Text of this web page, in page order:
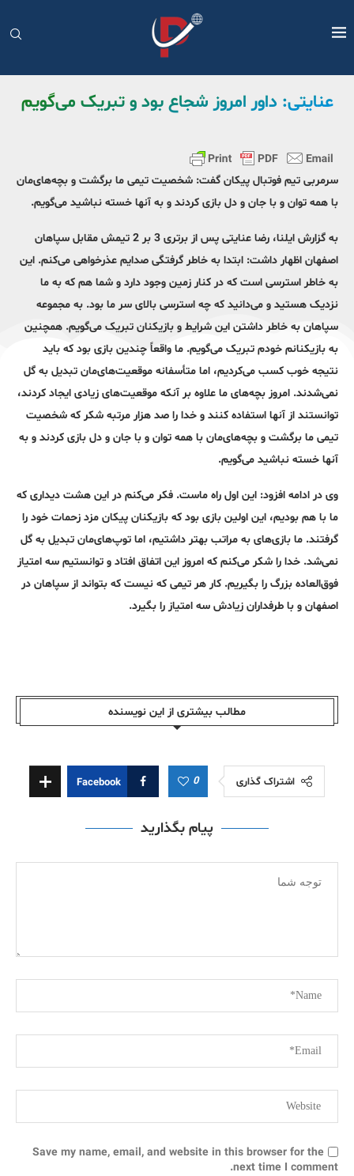
عنایتی: داور امروز شجاع بود و تبریک می‌گویم
سرمربی تیم فوتبال پیکان گفت: شخصیت تیمی ما برگشت و بچه‌های‌مان
با همه توان و با جان و دل بازی کردند و به آنها خسته نباشید می‌گویم.
به گزارش ایلنا، رضا عنایتی پس از برتری 3 بر 2 تیمش مقابل سپاهان
اصفهان اظهار داشت: ابتدا به خاطر گرفتگی صدایم عذرخواهی می‌کنم. این
به خاطر استرسی است که در کنار زمین وجود دارد و شما هم که به ما
نزدیک هستید و می‌دانید که چه استرسی بالای سر ما بود. به مجموعه
سپاهان به خاطر داشتن این شرایط و بازیکنان تبریک می‌گویم. همچنین
به بازیکنانم خودم تبریک می‌گویم. ما واقعاً چندین بازی بود که باید
نتیجه خوب کسب می‌کردیم، اما متأسفانه موقعیت‌های‌مان تبدیل به گل
نمی‌شدند. امروز بچه‌های ما علاوه بر آنکه موقعیت‌های زیادی ایجاد کردند،
توانستند از آنها استفاده کنند و خدا را صد هزار مرتبه شکر که شخصیت
تیمی ما برگشت و بچه‌های‌مان با همه توان و با جان و دل بازی کردند و به
آنها خسته نباشید می‌گویم.
وی در ادامه افزود: این اول راه ماست. فکر می‌کنم در این هشت دیداری که
ما با هم بودیم، این اولین بازی بود که بازیکنان پیکان مزد زحمات خود را
گرفتند. ما بازی‌های به مراتب بهتر داشتیم، اما توپ‌های‌مان تبدیل به گل
نمی‌شد. خدا را شکر می‌کنم که امروز این اتفاق افتاد و توانستیم سه امتیاز
فوق‌العاده بزرگ را بگیریم. کار هر تیمی که نیست که بتواند از سپاهان در
اصفهان و با طرفداران زیادش سه امتیاز را بگیرد.
مطالب بیشتری از این نویسندە
اشتراک گذاری 0
Facebook
پیام بگذارید
Save my name, email, and website in this browser for the
next time I comment.